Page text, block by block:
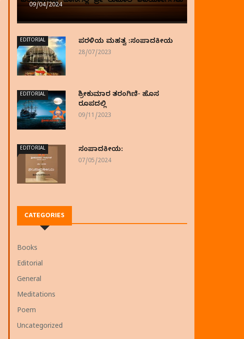
09/04/2024
EDITORIAL ಪರಳಿಯ ಮಹತ್ವ :ಸಂಪಾದಕೀಯ
28/07/2023
EDITORIAL
ಶ್ರೀಕುಮಾರ ತರಂಗಿಣಿ- ಹೊಸ
ರೂಪದಲ್ಲಿ
09/11/2023
EDITORIAL ಸಂಪಾದಕೀಯ:
07/05/2024
CATEGORIES
Books
Editorial
General
Meditations
Poem
Uncategorized